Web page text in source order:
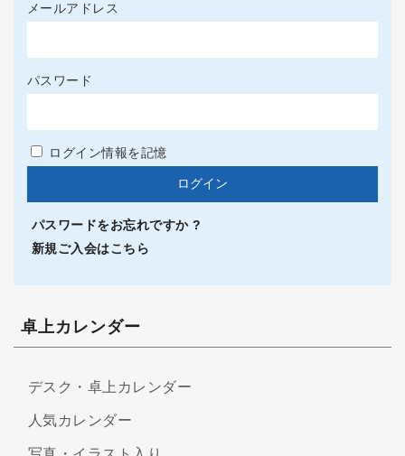
メールアドレス
パスワード
ログイン情報を記憶
パスワードをお忘れですか ?
新規ご入会はこちら
卓上カレンダー
デスク・卓上カレンダー
人気カレンダー